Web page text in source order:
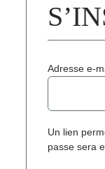
Adresse e-
Un lien
passe sera